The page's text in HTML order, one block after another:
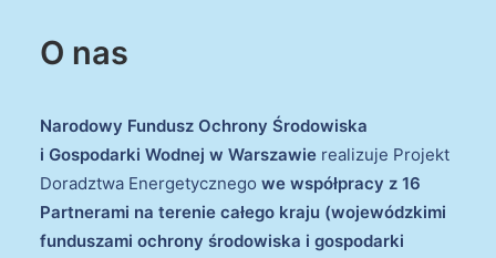
O nas
Narodowy Fundusz Ochrony Środowiska
i Gospodarki Wodnej w Warszawie realizuje Projekt
Doradztwa Energetycznego we współpracy z 16
Partnerami na terenie całego kraju (wojewódzkimi
funduszami ochrony środowiska i gospodarki